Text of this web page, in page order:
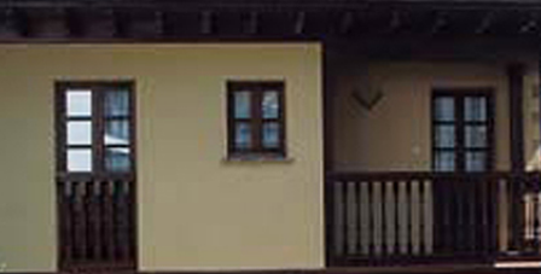
AGENDA
OFERTAS
CONTACTO